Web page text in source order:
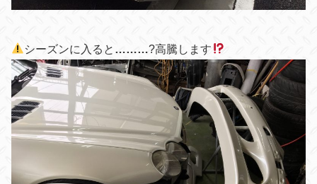
シーズンに入ると ………?高騰します